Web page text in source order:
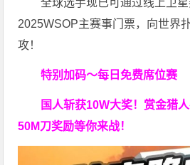
全球选手现已可通过线上卫
2025WSOP主赛事门票，向世界
攻！
特别加码～每日免费席位赛
国人斩获10W大奖！ 赏金猎
50M刀奖励等你来战！